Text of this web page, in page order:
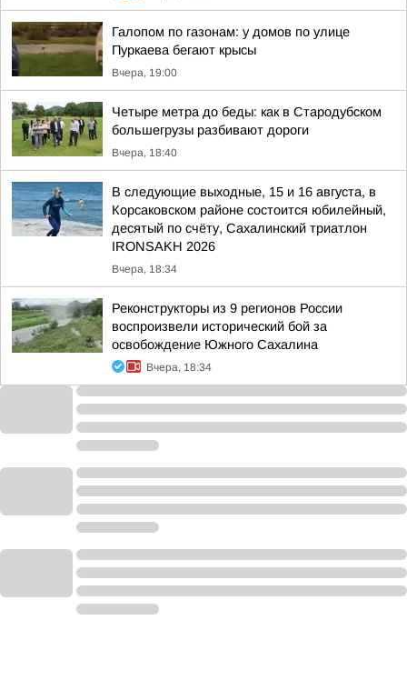
Галопом по газонам: у домов по улице
Пуркаева бегают крысы
Вчера, 19:00
Четыре метра до беды: как в Стародубском
большегрузы разбивают дороги
Вчера, 18:40
В следующие выходные, 15 и 16 августа, в
Корсаковском районе состоится юбилейный,
десятый по счёту, Сахалинский триатлон
IRONSAKH 2026
Вчера, 18:34
Реконструкторы из 9 регионов России
воспроизвели исторический бой за
освобождение Южного Сахалина
Вчера, 18:34